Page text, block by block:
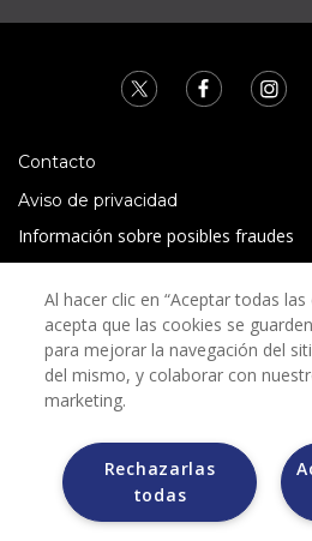
Contacto
Aviso de privacidad
Información sobre posibles fraudes
Términos y condiciones
Grupo Bimbo no solicita ningún
proceso de
Al hacer clic en “Aceptar todas
acepta que las cookies se
para mejorar la navegación del
del mismo, y colaborar con
marketing.
Rechazarlas
todas